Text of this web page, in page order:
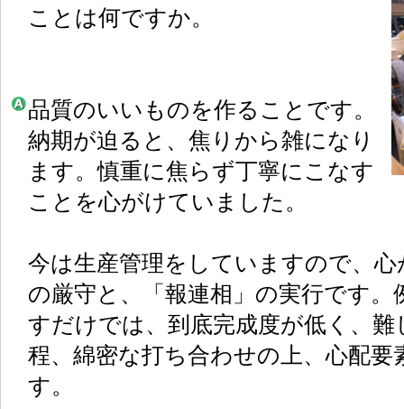
ことは何ですか。
品質のいいものを作ることです。
納期が迫ると、焦りから雑になり
ます。慎重に焦らず丁寧にこなす
ことを心がけていました。
今は生産管理をしていますので、
の厳守と、「報連相」の実行です
すだけでは、到底完成度が低く、
程、綿密な打ち合わせの上、心配
す。